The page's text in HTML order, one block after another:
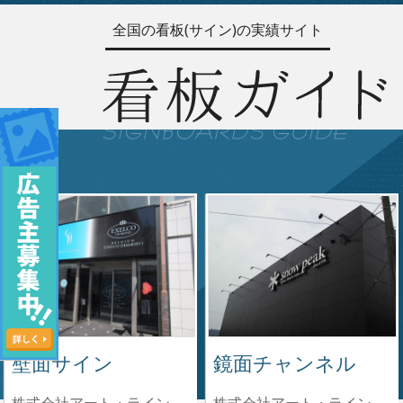
全国の看板(サイン)の実績サイト
壁面サイン 鏡面チャンネル